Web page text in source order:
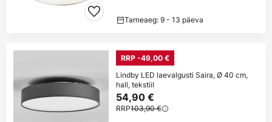
Tarneaeg: 9 - 13 päeva
RRP -49,00 €
Lindby LED laevalgusti Saira, Ø 40 cm,
hall, tekstiil
54,90 €
RRP103,90 €